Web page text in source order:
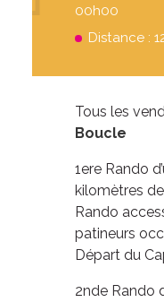
00h00
Distance :
Tous les
Boucle
1ere Rando
kilomètres
Rando
patineurs
Départ du
2nde Rando